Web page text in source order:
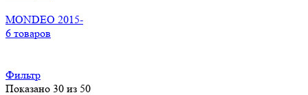
MONDEO 2015-
6 товаров
Фильтр
Показано 30 из 50